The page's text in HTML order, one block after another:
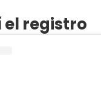
el registro